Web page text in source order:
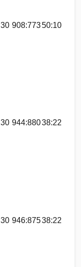
30 908:77350:10
30 944:88038:22
30 946:87538:22